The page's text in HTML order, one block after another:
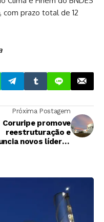
com prazo total de 12
Próxima Postagem
Coruripe promove
reestruturação e
novos líderes
fornecedor